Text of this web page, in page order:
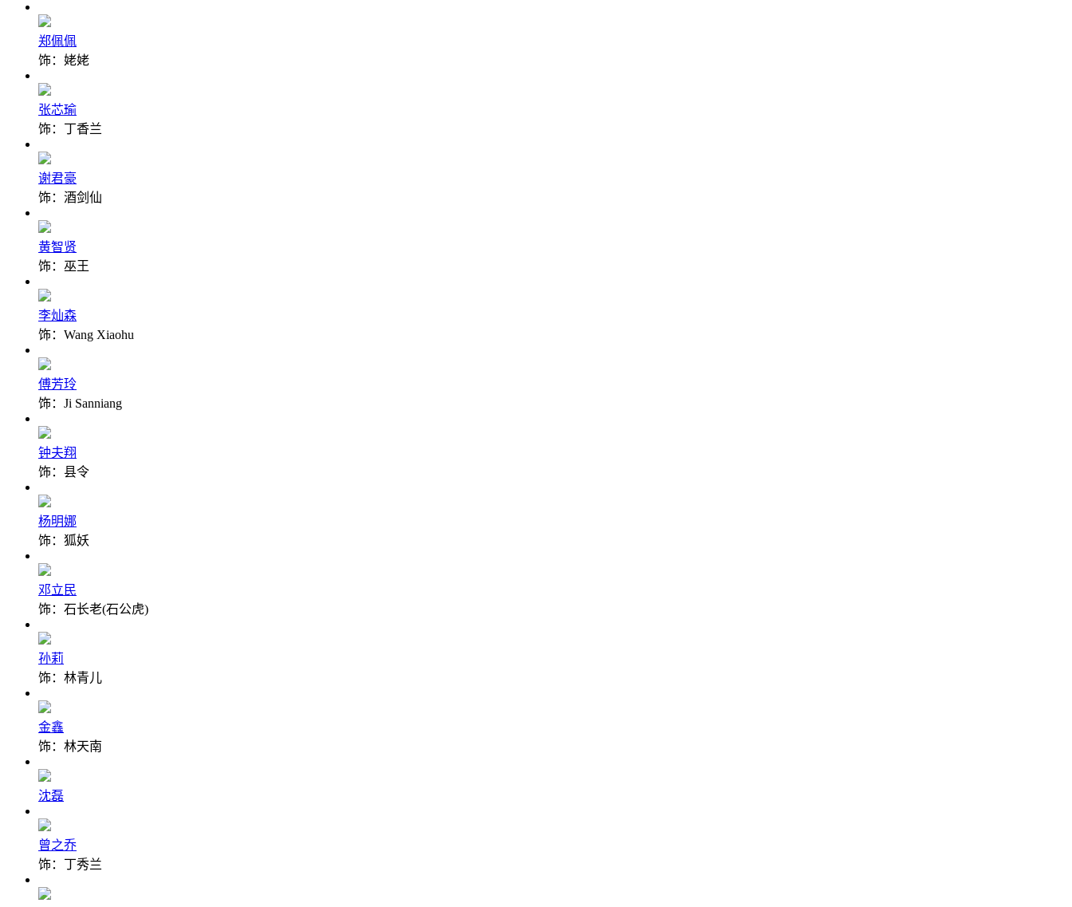
郑佩佩
饰：姥姥
张芯瑜
饰：丁香兰
谢君豪
饰：酒剑仙
黄智贤
饰：巫王
李灿森
饰：Wang Xiaohu
傅芳玲
饰：Ji Sanniang
钟夫翔
饰：县令
杨明娜
饰：狐妖
邓立民
饰：石长老(石公虎)
孙莉
饰：林青儿
金鑫
饰：林天南
沈磊
曾之乔
饰：丁秀兰